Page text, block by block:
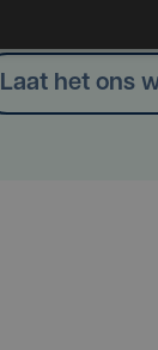
Laat het ons